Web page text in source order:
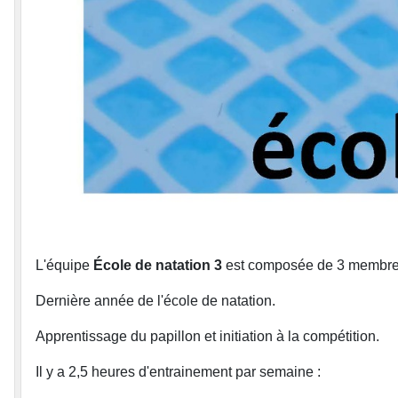
L'équipe École de natation 3 est composée de 3
Dernière année de l'école de natation.
Apprentissage du papillon et initiation à la compétition.
Il y a 2,5 heures d'entrainement par semaine :